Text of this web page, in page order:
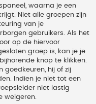
waarna je een
Niet alle groepen zijn
van je
gebruikers. Als het
op de hiervoor
groep is, kan je je
knop te klikken.
goedkeuren, hij of zij
Indien je niet tot een
niet lastig
weigeren.